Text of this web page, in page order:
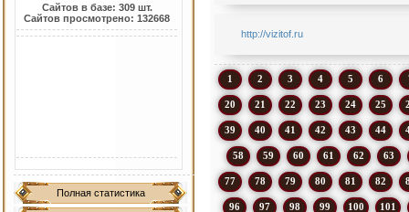
Сайтов в базе: 309 шт.
Сайтов просмотрено: 132668
Полная статистика
http://vizitof.ru
1 2 3 4 5 6
20 21 22 23 24 25
39 40 41 42 43 44
58 59 60 61 62 63
77 78 79 80 81 82
96 97 98 99 100 101